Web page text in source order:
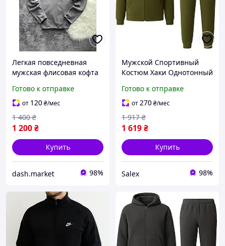
Легкая повседневная
мужская флисовая кофта
флиска Найк под горло на
молнии для парней
Готово к отправке
от 120₴/мес
1 200₴
1 400 ₴
Купить
dash.market 98%
Мужской Спортивный
Костюм Хаки Однотонный
Флисовый Унисекс Salex
Чоловічий Спортивний
Костюм Хакі Однотонний
Готово к отправке
от270₴/мес
1 619₴
1 917 ₴
Купить
Salex 98%